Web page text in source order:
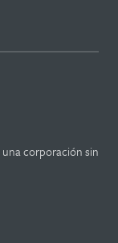
corporación sin